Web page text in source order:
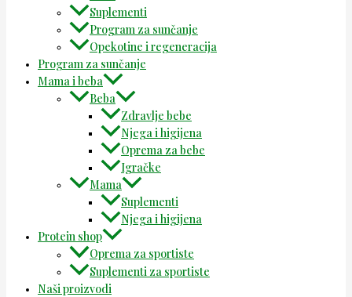
Suplementi
Program za sunčanje
Opekotine i regeneracija
Program za sunčanje
Mama i beba
Beba
Zdravlje bebe
Njega i higijena
Oprema za bebe
Igračke
Mama
Suplementi
Njega i higijena
Protein shop
Oprema za sportiste
Suplementi za sportiste
Naši proizvodi